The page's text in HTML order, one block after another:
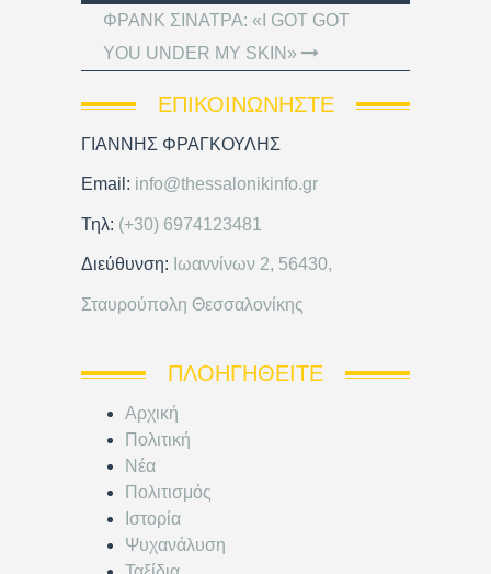
ΦΡΑΝΚ ΣΙΝΑΤΡΑ: «I GOT GOT
YOU UNDER MY SKIN»
ΕΠΙΚΟΙΝΩΝΉΣΤΕ
ΓΙΑΝΝΗΣ ΦΡΑΓΚΟΥΛΗΣ
Email: info@thessalonikinfo.gr
Τηλ: (+30) 6974123481
Διεύθυνση: Ιωαννίνων 2, 56430,
Σταυρούπολη Θεσσαλονίκης
ΠΛΟΗΓΗΘΕΊΤΕ
Αρχική
Πολιτική
Νέα
Πολιτισμός
Ιστορία
Ψυχανάλυση